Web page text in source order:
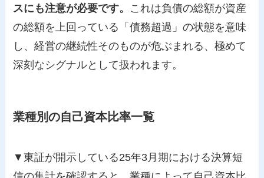
スにも注意が必要です。 これは負債の総額が資産
の総額を上回っている「債務超過」の状態を意味
し、経営の継続性そのものが危ぶまれる、極めて
深刻なシグナルとして扱われます。
業種別の自己資本比率一覧
▼東証が開示している25年3月期における決算短